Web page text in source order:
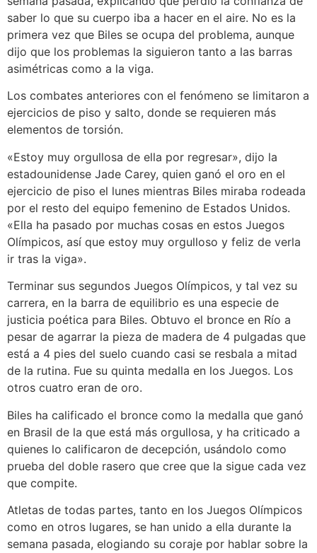
saber lo que su cuerpo iba a hacer en el aire. No es la
primera vez que Biles se ocupa del problema, aunque
dijo que los problemas la siguieron tanto a las barras
asimétricas como a la viga.
Los combates anteriores con el fenómeno se limitaron a
ejercicios de piso y salto, donde se requieren más
elementos de torsión.
«Estoy muy orgullosa de ella por regresar», dijo la
estadounidense Jade Carey, quien ganó el oro en el
ejercicio de piso el lunes mientras Biles miraba rodeada
por el resto del equipo femenino de Estados Unidos.
«Ella ha pasado por muchas cosas en estos Juegos
Olímpicos, así que estoy muy orgulloso y feliz de verla
ir tras la viga».
Terminar sus segundos Juegos Olímpicos, y tal vez su
carrera, en la barra de equilibrio es una especie de
justicia poética para Biles. Obtuvo el bronce en Río a
pesar de agarrar la pieza de madera de 4 pulgadas que
está a 4 pies del suelo cuando casi se resbala a mitad
de la rutina. Fue su quinta medalla en los Juegos. Los
otros cuatro eran de oro.
Biles ha calificado el bronce como la medalla que ganó
en Brasil de la que está más orgullosa, y ha criticado a
quienes lo calificaron de decepción, usándolo como
prueba del doble rasero que cree que la sigue cada vez
que compite.
Atletas de todas partes, tanto en los Juegos Olímpicos
como en otros lugares, se han unido a ella durante la
semana pasada, elogiando su coraje por hablar sobre la